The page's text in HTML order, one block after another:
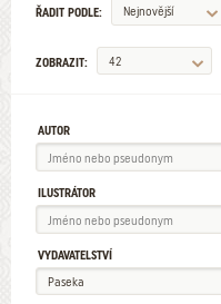
ŘADIT PODLE: Nejnovější
ZOBRAZIT: 42
AUTOR
ILUSTRÁTOR
VYDAVATELSTVÍ